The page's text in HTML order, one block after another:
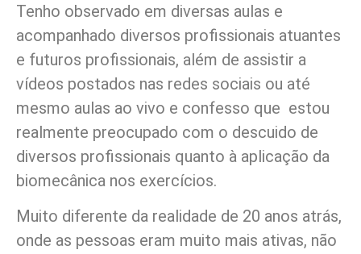
Tenho observado em diversas aulas e
acompanhado diversos profissionais atuantes
e futuros profissionais, além de assistir a
vídeos postados nas redes sociais ou até
mesmo aulas ao vivo e confesso que estou
realmente preocupado com o descuido de
diversos profissionais quanto à aplicação da
biomecânica nos exercícios.
Muito diferente da realidade de 20 anos atrás,
onde as pessoas eram muito mais ativas, não